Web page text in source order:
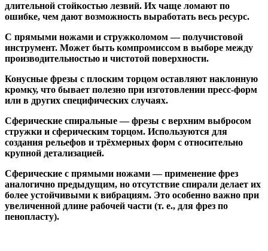
длительной стойкостью лезвий. Их чаще ломают по
ошибке, чем дают возможность выработать весь ресурс.
С прямыми ножами и стружколомом— получистовой
инструмент. Может быть компромиссом в выборе между
производительностью и чистотой поверхности.
Конусные фрезы с плоским торцом оставляют наклонную
кромку, что бывает полезно при изготовлении пресс-форм
или в других специфических случаях.
Сферические спиральные— фрезы с верхним выбросом
стружки и сферическим торцом. Используются для
создания рельефов и трёхмерных форм с относительно
крупной детализацией.
Сферические с прямыми ножами— применение фрез
аналогично предыдущим, но отсутствие спирали делает их
более устойчивыми к вибрациям. Это особенно важно при
увеличенной длине рабочей части (т. е., для фрез по
пенопласту).